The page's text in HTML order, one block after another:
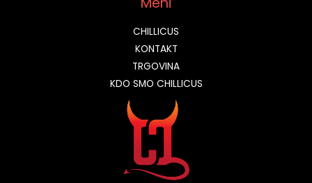
CHILLICUS
KONTAKT
TRGOVINA
KDO SMO CHILLICUS